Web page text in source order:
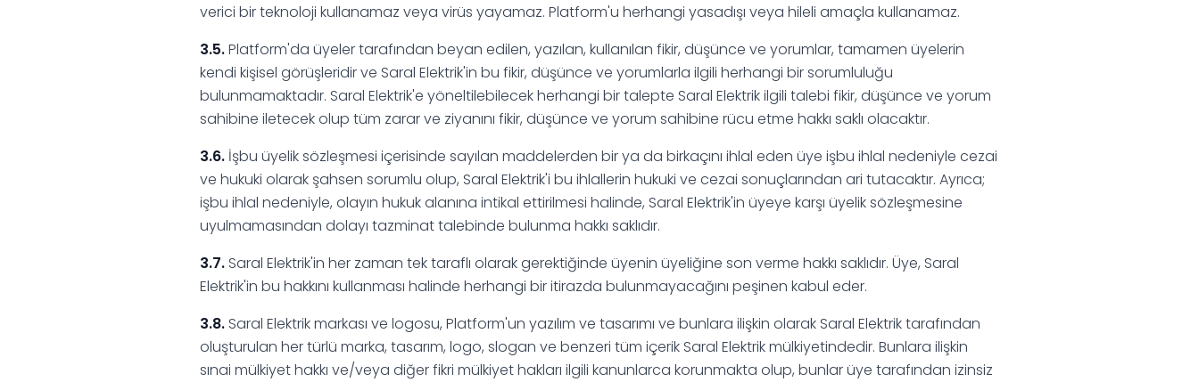
verici bir teknoloji kullanamaz veya virüs yayamaz. Platform'u herhangi yasadışı veya hileli amaçla kullanamaz.
3.5.Platform'da üyeler tarafından beyan edilen, yazılan, kullanılan fikir, düşünce ve yorumlar, tamamen üyelerin
kendi kişisel görüşleridir ve Saral Elektrik'in bu fikir, düşünce ve yorumlarla ilgili herhangi bir sorumluluğu
bulunmamaktadır. Saral Elektrik'e yöneltilebilecek herhangi bir talepte Saral Elektrik ilgili talebi fikir, düşünce ve yorum
sahibine iletecek olup tüm zarar ve ziyanını fikir, düşünce ve yorum sahibine rücu etme hakkı saklı olacaktır.
3.6. İşbu üyelik sözleşmesi içerisinde sayılan maddelerden bir ya da birkaçını ihlal eden üye işbu ihlal nedeniyle cezai
ve hukuki olarak şahsen sorumlu olup, Saral Elektrik'i bu ihlallerin hukuki ve cezai sonuçlarından ari tutacaktır. Ayrıca;
işbu ihlal nedeniyle, olayın hukuk alanına intikal ettirilmesi halinde, Saral Elektrik'in üyeye karşı üyelik sözleşmesine
uyulmamasından dolayı tazminat talebinde bulunma hakkı saklıdır.
3.7. Saral Elektrik'in her zaman tek taraflı olarak gerektiğinde üyenin üyeliğine son verme hakkı saklıdır. Üye, Saral
Elektrik'in bu hakkını kullanması halinde herhangi bir itirazda bulunmayacağını peşinen kabul eder.
3.8. Saral Elektrik markası ve logosu, Platform'un yazılım ve tasarımı ve bunlara ilişkin olarak Saral Elektrik tarafından
oluşturulan her türlü marka, tasarım, logo, slogan ve benzeri tüm içerik Saral Elektrik mülkiyetindedir. Bunlara ilişkin
sınai mülkiyet hakkı ve/veya diğer fikri mülkiyet hakları ilgili kanunlarca korunmakta olup, bunlar üye tarafından izinsiz